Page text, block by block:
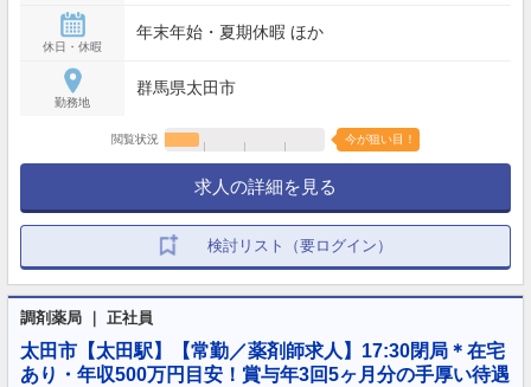
休日・休暇
年末年始・夏期休暇 ほか
勤務地
群馬県太田市
閲覧状況 今が狙い目！
求人の詳細を見る
検討リスト（要ログイン）
調剤薬局 ｜ 正社員
太田市【太田駅】【常勤／薬剤師求人】17:30閉局＊在宅
あり・年収500万円目安！賞与年3回5ヶ月分の手厚い待遇